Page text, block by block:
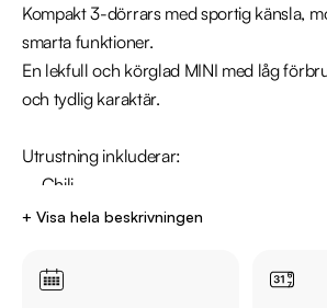
Kompakt 3-dörrars med sportig känsla,
smarta funktioner.
En lekfull och körglad MINI med låg
och tydlig karaktär.
Utrustning inkluderar:
  - Harman/Kardon - Ljudsystem
+ Visa hela beskrivningen